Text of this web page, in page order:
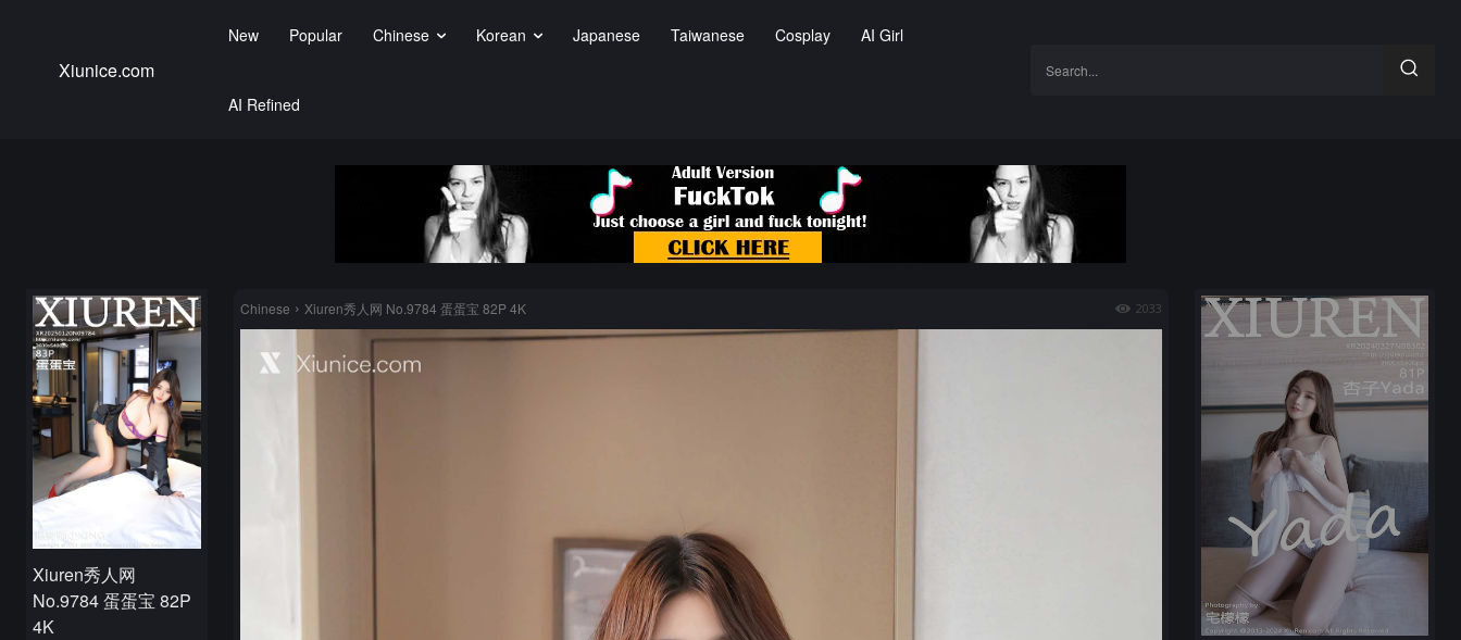
Xiunice.com
New Popular Chinese Korean Japanese Taiwanese Cosplay AI Girl
AI Refined
Search...
Xiuren秀人网
No.9784 蛋蛋宝 82P
4K
Chinese Xiuren秀人网 No.9784 蛋蛋宝 82P 4K 2033